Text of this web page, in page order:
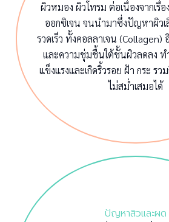
ผิวหมอง ผิวโทรม ต่อเนื่องจากเรื่
ออกซิเจน จนนำมาซึ่งปัญหาผิว
รวดเร็ว ทั้งคอลลาเจน
และความชุ่มชื้นใต้ชั้นผิวลดลง ท
แข็งแรงและเกิดริ้วรอย ฝ้า กระ ร
ไม่สม่ำเสมอได้
ปัญหาสิวและผด